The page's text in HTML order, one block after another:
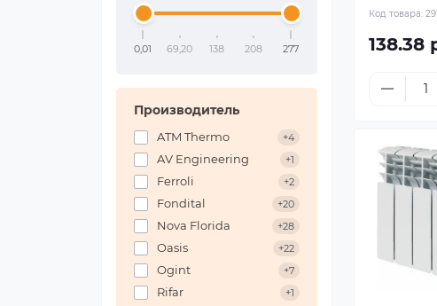
0,01 69,20 138 208 277
Производитель
ATM Thermo +4
AV Engineering +1
Ferroli +2
Fondital +20
Nova Florida +28
Oasis +22
Ogint +7
Rifar +1
Код товара:
138.38